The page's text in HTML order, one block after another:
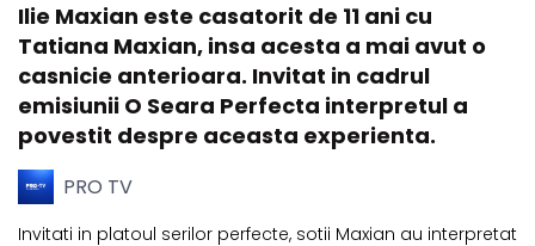
Ilie Maxian este casatorit de 11 ani cu
Tatiana Maxian, insa acesta a mai avut o
casnicie anterioara. Invitat in cadrul
emisiunii O Seara Perfecta interpretul a
povestit despre aceasta experienta.
PRO TV
Invitati in platoul serilor perfecte, sotii Maxian au interpretat